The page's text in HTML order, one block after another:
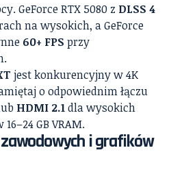
GeForce RTX 5080 z DLSS 4
na wysokich, a GeForce
60+ FPS przy
jest konkurencyjny w 4K
o odpowiednim łączu
HDMI 2.1dla wysokich
GB VRAM.
i grafików